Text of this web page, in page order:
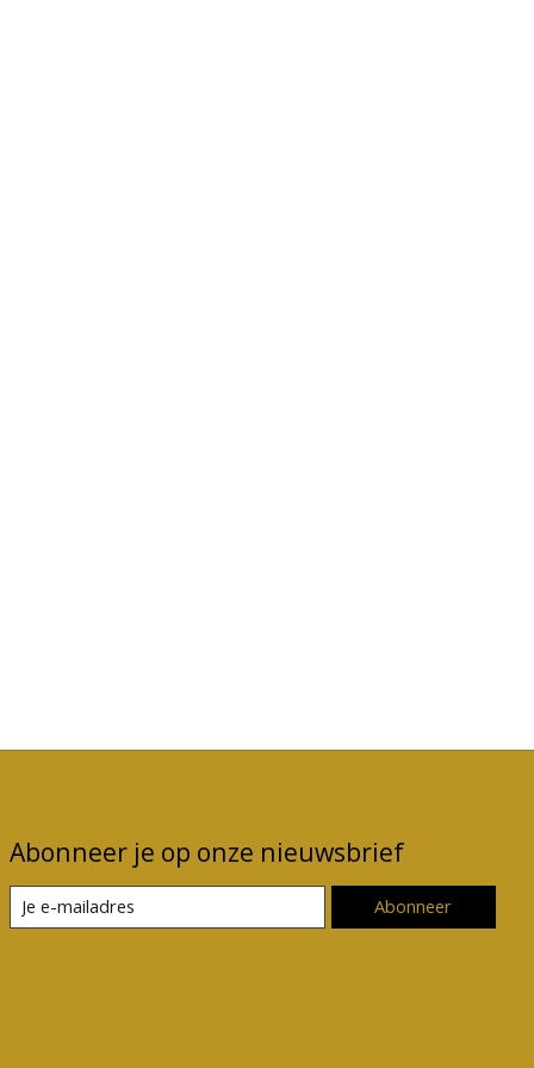
Abonneer je op onze nieuwsbrief
Abonneer